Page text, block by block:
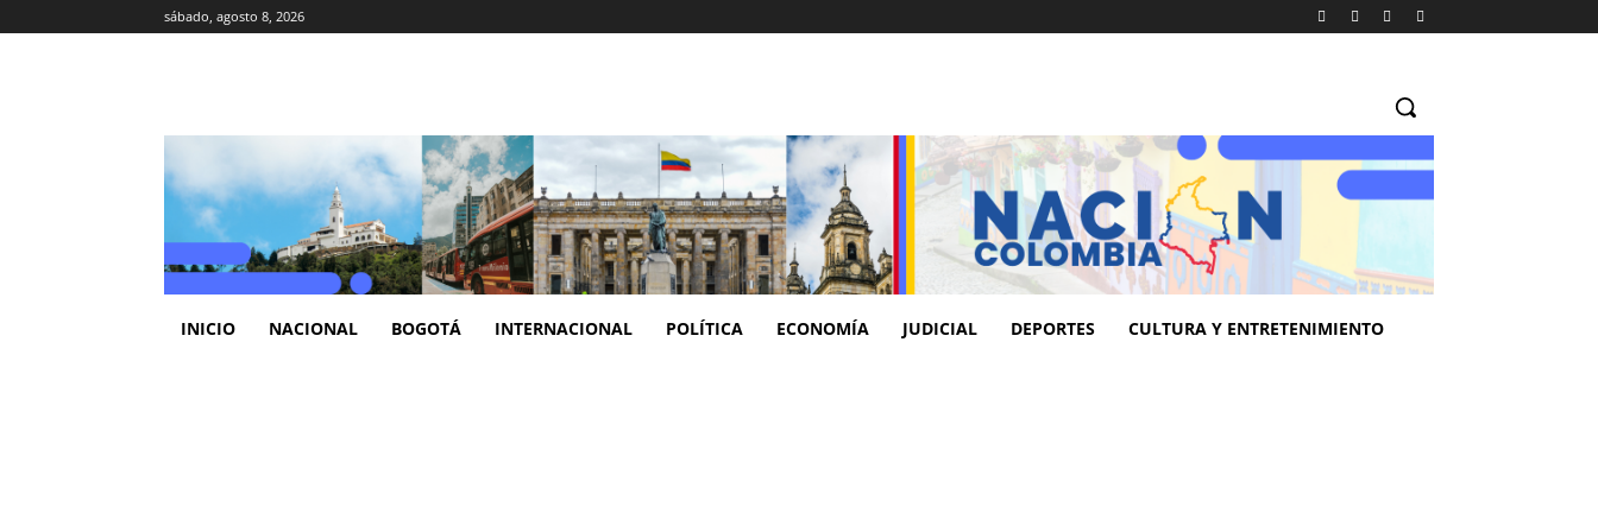
sábado, agosto 8, 2026
INICIO NACIONAL BOGOTÁ INTERNACIONAL POLÍTICA ECONOMÍA JUDICIAL DEPORTES CULTURA Y ENTRETENIMIENTO